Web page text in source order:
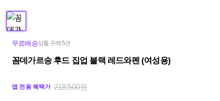
무료배송상품 구매 5건
꼼데가르송 후드 집업 블랙 레드와펜 (여성용)
앱 전용 혜택가 218,500원